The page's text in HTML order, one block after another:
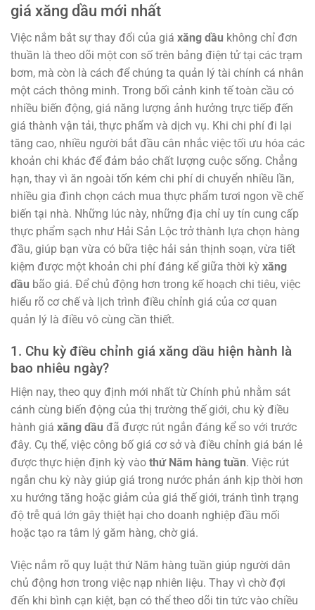
giá xăng dầu mới nhất
Việc nắm bắt sự thay đổi của giá xăng dầu không chỉ đơn
thuần là theo dõi một con số trên bảng điện tử tại các trạm
bơm, mà còn là cách để chúng ta quản lý tài chính cá nhân
một cách thông minh. Trong bối cảnh kinh tế toàn cầu có
nhiều biến động, giá năng lượng ảnh hưởng trực tiếp đến
giá thành vận tải, thực phẩm và dịch vụ. Khi chi phí đi lại
tăng cao, nhiều người bắt đầu cân nhắc việc tối ưu hóa các
khoản chi khác để đảm bảo chất lượng cuộc sống. Chẳng
hạn, thay vì ăn ngoài tốn kém chi phí di chuyển nhiều lần,
nhiều gia đình chọn cách mua thực phẩm tươi ngon về chế
biến tại nhà. Những lúc này, những địa chỉ uy tín cung cấp
thực phẩm sạch như Hải Sản Lộc trở thành lựa chọn hàng
đầu, giúp bạn vừa có bữa tiệc hải sản thịnh soạn, vừa tiết
kiệm được một khoản chi phí đáng kể giữa thời kỳ xăng
dầu bão giá. Để chủ động hơn trong kế hoạch chi tiêu, việc
hiểu rõ cơ chế và lịch trình điều chỉnh giá của cơ quan
quản lý là điều vô cùng cần thiết.
1. Chu kỳ điều chỉnh giá xăng dầu hiện hành là
bao nhiêu ngày?
Hiện nay, theo quy định mới nhất từ Chính phủ nhằm sát
cánh cùng biến động của thị trường thế giới, chu kỳ điều
hành giá xăng dầu đã được rút ngắn đáng kể so với trước
đây. Cụ thể, việc công bố giá cơ sở và điều chỉnh giá bán lẻ
được thực hiện định kỳ vào thứ Năm hàng tuần. Việc rút
ngắn chu kỳ này giúp giá trong nước phản ánh kịp thời hơn
xu hướng tăng hoặc giảm của giá thế giới, tránh tình trạng
độ trễ quá lớn gây thiệt hại cho doanh nghiệp đầu mối
hoặc tạo ra tâm lý găm hàng, chờ giá.
Việc nắm rõ quy luật thứ Năm hàng tuần giúp người dân
chủ động hơn trong việc nạp nhiên liệu. Thay vì chờ đợi
đến khi bình cạn kiệt, bạn có thể theo dõi tin tức vào chiều